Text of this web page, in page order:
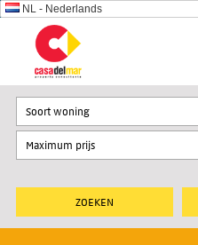
NL - Nederlands
Soort woning